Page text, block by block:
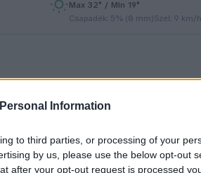
Information
to third parties, or processing of your
by us, please use the below opt-out
after your opt-out request is processed
Max 32° / Min 19°
Csapadék: 5% (0 mm)Szél: 9 km/h
után kapták